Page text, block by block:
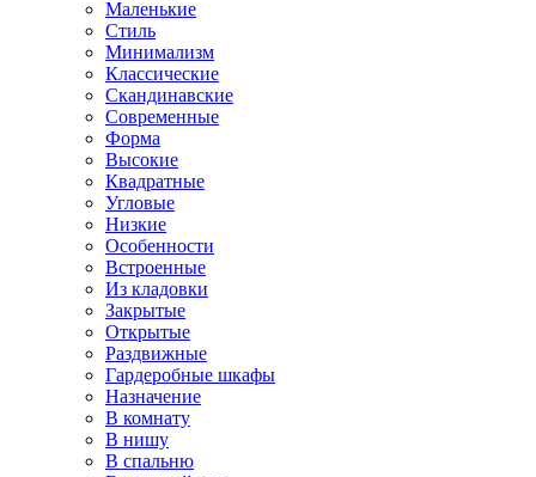
Маленькие
Стиль
Минимализм
Классические
Скандинавские
Современные
Форма
Высокие
Квадратные
Угловые
Низкие
Особенности
Встроенные
Из кладовки
Закрытые
Открытые
Раздвижные
Гардеробные шкафы
Назначение
В комнату
В нишу
В спальню